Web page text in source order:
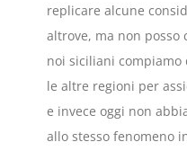
replicare alcune
altrove, ma non
noi siciliani
le altre regioni per
e invece oggi non
allo stesso fenomeno